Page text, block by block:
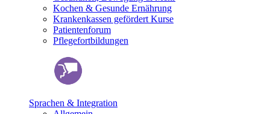
Kochen & Gesunde Ernährung
Krankenkassen gefördert Kurse
Patientenforum
Pflegefortbildungen
Sprachen & Integration